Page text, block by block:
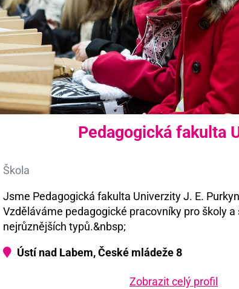
Pedagogická fakulta
Škola
Jsme Pedagogická fakulta Univerzity J. E.
Vzděláváme pedagogické pracovníky pro školy
nejrůznějších typů.&nbsp;
Ústí nad Labem, České mládeže 8
Zobrazit celý profil